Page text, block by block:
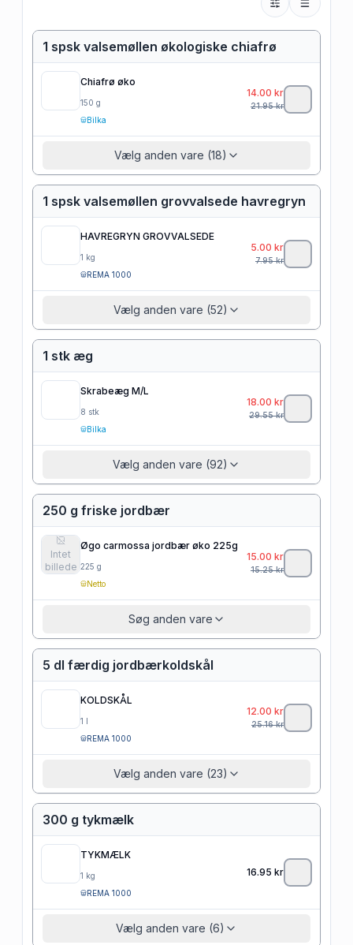
1 spsk valsemøllen økologiske chiafrø
Chiafrø øko
150 g
Bilka
14.00 kr
21.95kr
Vælg anden vare (18)
1 spsk valsemøllen grovvalsede havregryn
HAVREGRYN GROVVALSEDE
1 kg
REMA 1000
5.00 kr
7.95kr
Vælg anden vare (52)
1 stk æg
Skrabeæg M/L
8 stk
Bilka
18.00 kr
29.55kr
Vælg anden vare (92)
250 g friske jordbær
Intet
billede
Øgo carmossa jordbær øko 225g
225 g
Netto
15.00 kr
15.25kr
Søg anden vare
5 dl færdig jordbærkoldskål
KOLDSKÅL
1 l
REMA 1000
12.00 kr
25.16kr
Vælg anden vare (23)
300 g tykmælk
TYKMÆLK
1 kg
REMA 1000
16.95 kr
Vælg anden vare (6)